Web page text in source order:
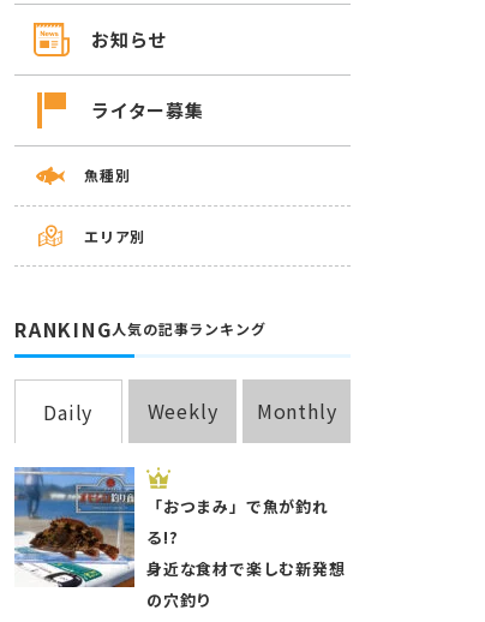
お知らせ
ライター募集
魚種別
エリア別
RANKING人気の記事ランキング
Daily Weekly Monthly
「おつまみ」で魚が釣れ
る!?
身近な食材で楽しむ新発想
の穴釣り